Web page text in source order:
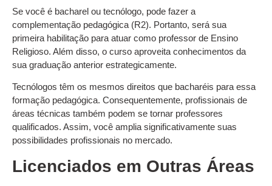
Se você é bacharel ou tecnólogo, pode fazer a
complementação pedagógica (R2). Portanto, será sua
primeira habilitação para atuar como professor de Ensino
Religioso. Além disso, o curso aproveita conhecimentos da
sua graduação anterior estrategicamente.
Tecnólogos têm os mesmos direitos que bacharéis para essa
formação pedagógica. Consequentemente, profissionais de
áreas técnicas também podem se tornar professores
qualificados. Assim, você amplia significativamente suas
possibilidades profissionais no mercado.
Licenciados em Outras Áreas